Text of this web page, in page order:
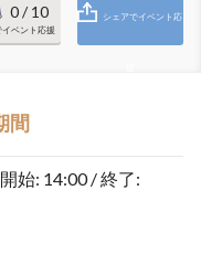
0/ 10
ベント応援
シェアでイベント応
間
始: 14:00 / 終了: